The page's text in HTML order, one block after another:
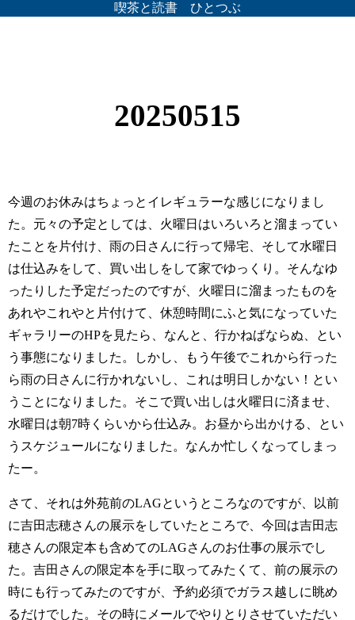
喫茶と読書 ひとつぶ
20250515
今週のお休みはちょっとイレギュラーな感じになりまし
た。元々の予定としては、火曜日はいろいろと溜まってい
たことを片付け、雨の日さんに行って帰宅、そして水曜日
は仕込みをして、買い出しをして家でゆっくり。そんなゆ
ったりした予定だったのですが、火曜日に溜まったものを
あれやこれやと片付けて、休憩時間にふと気になっていた
ギャラリーのHPを見たら、なんと、行かねばならぬ、とい
う事態になりました。しかし、もう午後でこれから行った
ら雨の日さんに行かれないし、これは明日しかない！とい
うことになりました。そこで買い出しは火曜日に済ませ、
水曜日は朝7時くらいから仕込み。お昼から出かける、とい
うスケジュールになりました。なんか忙しくなってしまっ
たー。
さて、それは外苑前のLAGというところなのですが、以前
に吉田志穂さんの展示をしていたところで、今回は吉田志
穂さんの限定本も含めてのLAGさんのお仕事の展示でし
た。吉田さんの限定本を手に取ってみたくて、前の展示の
時にも行ってみたのですが、予約必須でガラス越しに眺め
るだけでした。その時にメールでやりとりさせていただい